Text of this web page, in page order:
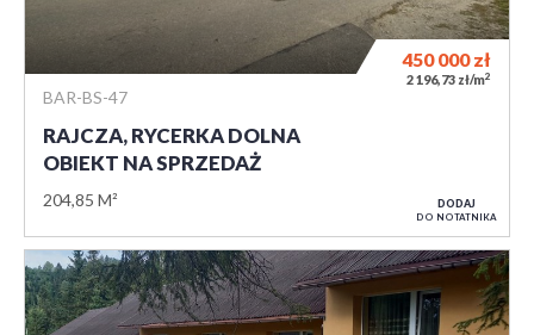
BAR-BS-47
RAJCZA, RYCERKA DOLNA
OBIEKT NA SPRZEDAŻ
204,85 M²
450 000zł
2 196,73 zł/m2
DODAJ
DO NOTATNIKA